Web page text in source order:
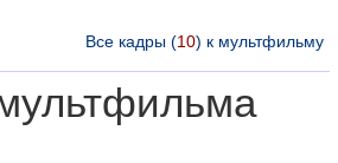
Все кадры (10) к мультфильму